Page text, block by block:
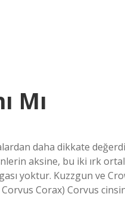
Mı
daha dikkate
aksine, bu iki ırk
yoktur. Kuzzgun ve
Corax) Corvus